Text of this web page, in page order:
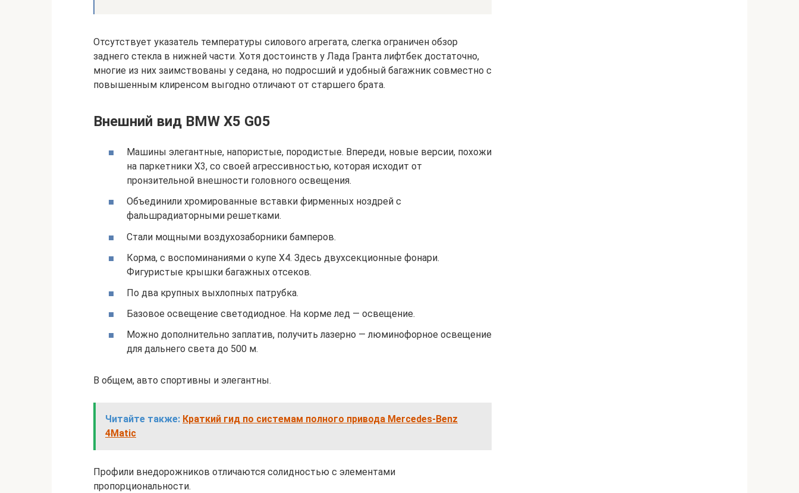
Отсутствует указатель температуры силового агрегата, слегка ограничен обзор
заднего стекла в нижней части. Хотя достоинств у Лада Гранта лифтбек достаточно,
многие из них заимствованы у седана, но подросший и удобный багажник совместно с
повышенным клиренсом выгодно отличают от старшего брата.
Внешний вид BMW X5 G05
Машины элегантные, напористые, породистые. Впереди, новые версии, похожи
на паркетники Х3, со своей агрессивностью, которая исходит от
пронзительной внешности головного освещения.
Объединили хромированные вставки фирменных ноздрей с
фальшрадиаторными решетками.
Стали мощными воздухозаборники бамперов.
Корма, с воспоминаниями о купе Х4. Здесь двухсекционные фонари.
Фигуристые крышки багажных отсеков.
По два крупных выхлопных патрубка.
Базовое освещение светодиодное. На корме лед — освещение.
Можно дополнительно заплатив, получить лазерно — люминофорное освещение
для дальнего света до 500 м.
В общем, авто спортивны и элегантны.
Читайте также: Краткий гид по системам полного привода Mercedes-Benz
4Matic
Профили внедорожников отличаются солидностью с элементами
пропорциональности.